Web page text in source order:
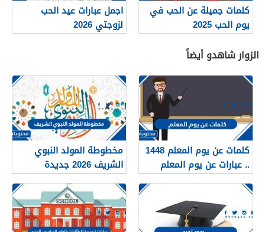
كلمات جميلة عن الحب في
يوم الحب 2025
اجمل عبارات عيد الحب
لزوجتي 2026
الزوار شاهدو أيضاً
كلمات عن يوم المعلم 1448
.. عبارات عن يوم المعلم
مكتوبة 1448
مخطوطة المولد النبوي
الشريف 2026 جديدة